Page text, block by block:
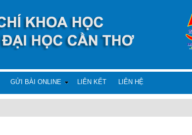
GỬI BÀI ONLINE LIÊN KẾT LIÊN HỆ